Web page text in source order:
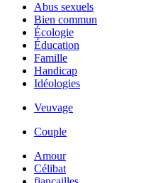
Abus sexuels
Bien commun
Écologie
Éducation
Famille
Handicap
Idéologies
Veuvage
Couple
Amour
Célibat